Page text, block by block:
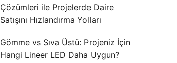
Çözümleri ile Projelerde Daire
Satışını Hızlandırma Yolları
Gömme vs Sıva Üstü: Projeniz İçin
Hangi Lineer LED Daha Uygun?